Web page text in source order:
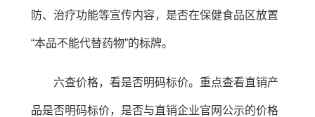
防、治疗功能等宣传内容，是否在保健食品区放置
“本品不能代替药物”的标牌。
六查价格，看是否明码标价。重点查看直销产
品是否明码标价，是否与直销企业官网公示的价格